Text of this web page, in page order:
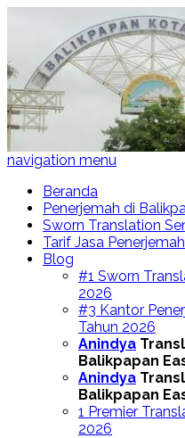
navigation menu
Beranda
Penerjemah di
Sworn Translation
Tarif Jasa
Blog
#1 Sworn
2026
#3 Kantor
Tahun 2026
Anindya
Balikpapan
Anindya
Balikpapan
1 Premier
2026